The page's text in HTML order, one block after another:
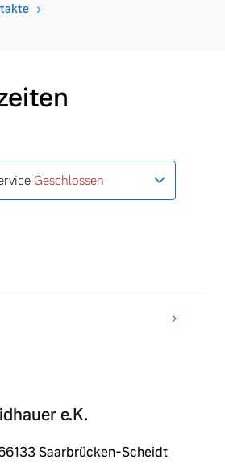
Geschlossen
e.K.
Saarbrücken-Scheidt